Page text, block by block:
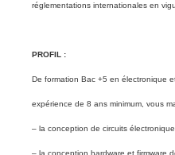
réglementations internationales en
PROFIL :
De formation Bac +5 en électronique
expérience de 8 ans minimum, vous
– la conception de circuits